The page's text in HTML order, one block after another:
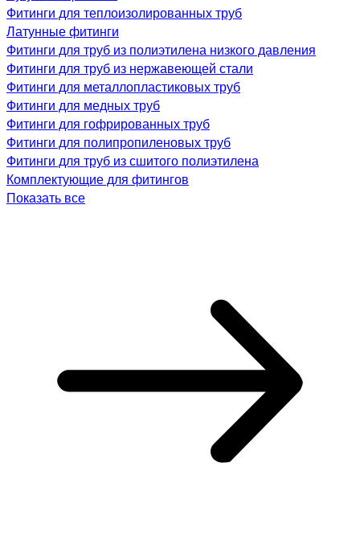
Фитинги для теплоизолированных труб
Латунные фитинги
Фитинги для труб из полиэтилена низкого давления
Фитинги для труб из нержавеющей стали
Фитинги для металлопластиковых труб
Фитинги для медных труб
Фитинги для гофрированных труб
Фитинги для полипропиленовых труб
Фитинги для труб из сшитого полиэтилена
Комплектующие для фитингов
Показать все